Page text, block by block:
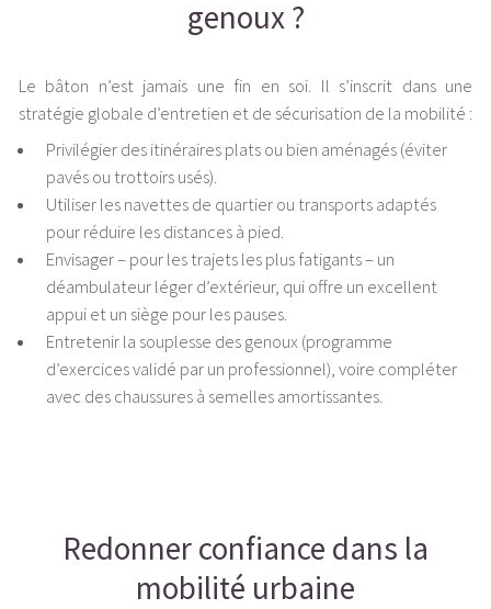
genoux ?
Le bâton n’est jamais une fin en soi. Il s’inscrit dans une
stratégie globale d’entretien et de sécurisation de la mobilité :
Privilégier des itinéraires plats ou bien aménagés (éviter
pavés ou trottoirs usés).
Utiliser les navettes de quartier ou transports adaptés
pour réduire les distances à pied.
Envisager – pour les trajets les plus fatigants – un
déambulateur léger d’extérieur, qui offre un excellent
appui et un siège pour les pauses.
Entretenir la souplesse des genoux (programme
d’exercices validé par un professionnel), voire compléter
avec des chaussures à semelles amortissantes.
Redonner confiance dans la
mobilité urbaine